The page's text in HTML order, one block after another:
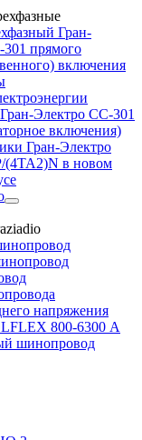
Гран-
прямого
включения
Электро CC-301
включения)
Гран-Электро
(4TA2)N в новом
напряжения
800-6300 А
шинопровод